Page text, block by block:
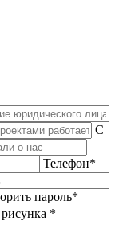
С
Телефон*
пароль*
*